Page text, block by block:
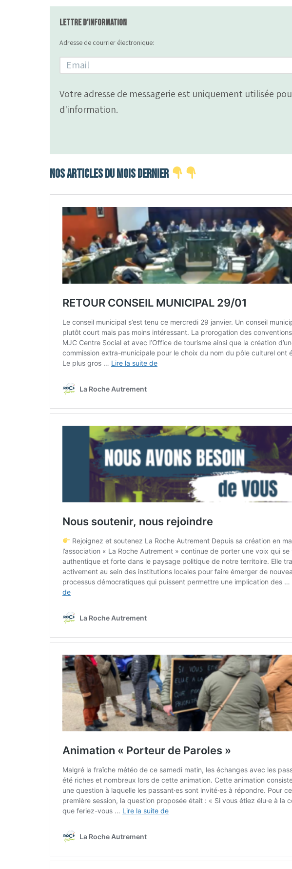
Lettre d'information
Adresse de courrier électronique:
Votre adresse de messagerie est uniquement utilisée
d'information.
NoS ARTICLES du mois dernier